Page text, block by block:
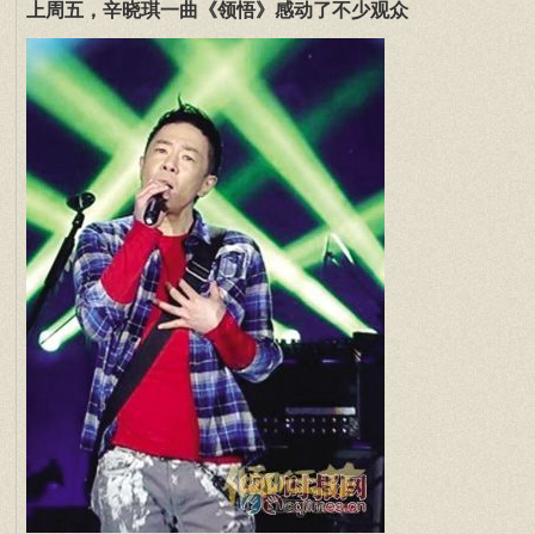
上周五，辛晓琪一曲《领悟》感动了不少观众